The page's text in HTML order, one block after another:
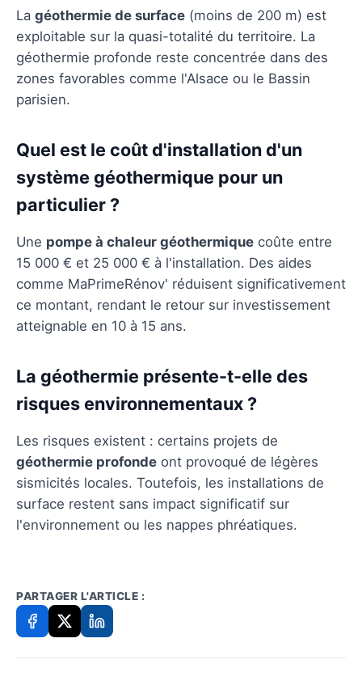
La géothermie de surface (moins de 200 m) est
exploitable sur la quasi-totalité du territoire. La
géothermie profonde reste concentrée dans des
zones favorables comme l'Alsace ou le Bassin
parisien.
Quel est le coût d'installation d'un
système géothermique pour un
particulier ?
Une pompe à chaleur géothermique coûte entre
15 000 € et 25 000 € à l'installation. Des aides
comme MaPrimeRénov' réduisent significativement
ce montant, rendant le retour sur investissement
atteignable en 10 à 15 ans.
La géothermie présente-t-elle des
risques environnementaux ?
Les risques existent : certains projets de
géothermie profonde ont provoqué de légères
sismicités locales. Toutefois, les installations de
surface restent sans impact significatif sur
l'environnement ou les nappes phréatiques.
PARTAGER L'ARTICLE :